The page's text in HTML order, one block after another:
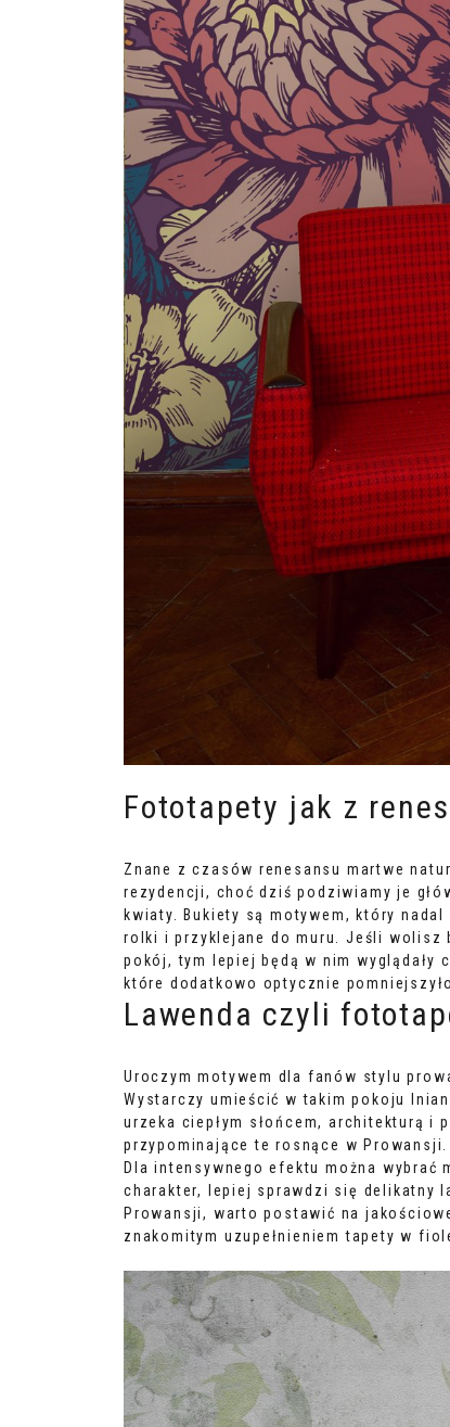
Fototapety jak z
Znane z czasów renesansu martwe
rezydencji, choć dziś podziwiamy je
kwiaty. Bukiety są motywem, który
rolki i przyklejane do muru. Jeśli wolisz
pokój, tym lepiej będą w nim wyglądały
które dodatkowo optycznie
Lawenda czyli
Uroczym motywem dla fanów stylu
Wystarczy umieścić w takim pokoju
urzeka ciepłym słońcem, architekturą
przypominające te rosnące w Prowansji.
Dla intensywnego efektu można
charakter, lepiej sprawdzi się delikatny
Prowansji, warto postawić na
znakomitym uzupełnieniem tapety w